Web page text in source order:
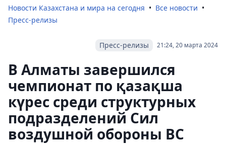
Новости Казахстана и мира на сегодня
Все новости
Пресс-релизы
21:24, 20 марта 2024
Пресс-релизы
В Алматы завершился
чемпионат по қазақша
күрес среди структурных
подразделений Сил
воздушной обороны ВС